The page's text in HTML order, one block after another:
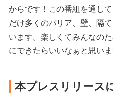
からです！この番組を通し
だけ多くのバリア、壁、隔
います。楽しくてみんなの
にできたらいいなぁと思いま
本プレスリリース